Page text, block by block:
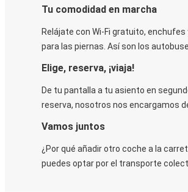
Tu comodidad en marcha
Relájate con Wi-Fi gratuito,
para las piernas. Así son los
Elige, reserva, ¡viaja!
De tu pantalla a tu asiento en
reserva, nosotros nos encargamos
Vamos juntos
¿Por qué añadir otro coche a la
puedes optar por el transporte